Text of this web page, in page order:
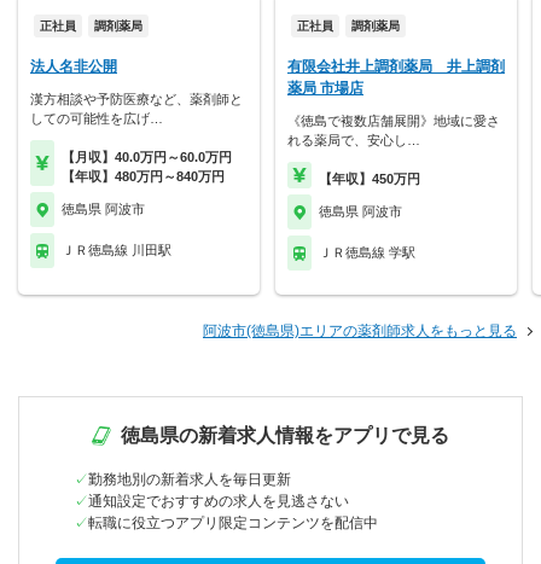
正社員 調剤薬局
法人名非公開
漢方相談や予防医療など、薬剤師と
しての可能性を広げ…
【月収】40.0万円～60.0万円
【年収】480万円～840万円
徳島県 阿波市
ＪＲ徳島線 川田駅
正社員 調剤薬局
有限会社井上調剤薬局 井上調剤
薬局 市場店
《徳島で複数店舗展開》地域に愛さ
れる薬局で、安心し…
【年収】450万円
徳島県 阿波市
ＪＲ徳島線 学駅
阿波市(徳島県)エリアの薬剤師求人をもっと見る
徳島県の新着求人情報をアプリで見る
勤務地別の新着求人を毎日更新
通知設定でおすすめの求人を見逃さない
転職に役立つアプリ限定コンテンツを配信中